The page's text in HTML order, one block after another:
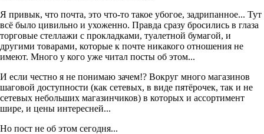
Я привык, что почта, это что-то такое убогое, задрипанное... Тут
всё было цивильно и ухоженно. Правда сразу бросились в глаза
торговые стеллажи с прокладками, туалетной бумагой, и
другими товарами, которые к почте никакого отношения не
имеют. Много у кого уже читал посты об этом...
И если честно я не понимаю зачем!? Вокруг много магазинов
шаговой доступности (как сетевых, в виде пятёрочек, так и не
сетевых небольших магазинчиков) в которых и ассортимент
шире, и цены интересней...
Но пост не об этом сегодня...